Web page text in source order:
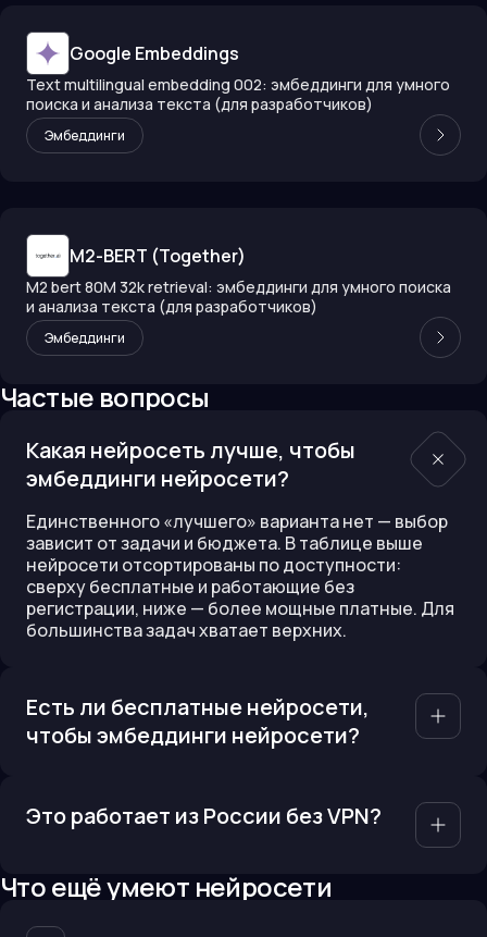
Google Embeddings
Text multilingual embedding 002: эмбеддинги для умного
поиска и анализа текста (для разработчиков)
Эмбеддинги
M2-BERT (Together)
M2 bert 80M 32k retrieval: эмбеддинги для умного поиска
и анализа текста (для разработчиков)
Эмбеддинги
Частые вопросы
Какая нейросеть лучше, чтобы
эмбеддинги нейросети?
Единственного «лучшего» варианта нет — выбор
зависит от задачи и бюджета. В таблице выше
нейросети отсортированы по доступности:
сверху бесплатные и работающие без
регистрации, ниже — более мощные платные. Для
большинства задач хватает верхних.
Есть ли бесплатные нейросети,
чтобы эмбеддинги нейросети?
Это работает из России без VPN?
Что ещё умеют нейросети